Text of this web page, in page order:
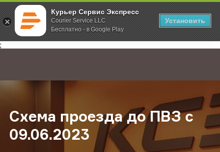
Курьер Сервис Экспресс
Courier Service LLC
Бесплатно - в Google Play
Установить
;
Главная О компании Новости Схема проезда до ПВЗ с
Схема проезда до ПВЗ с
09.06.2023